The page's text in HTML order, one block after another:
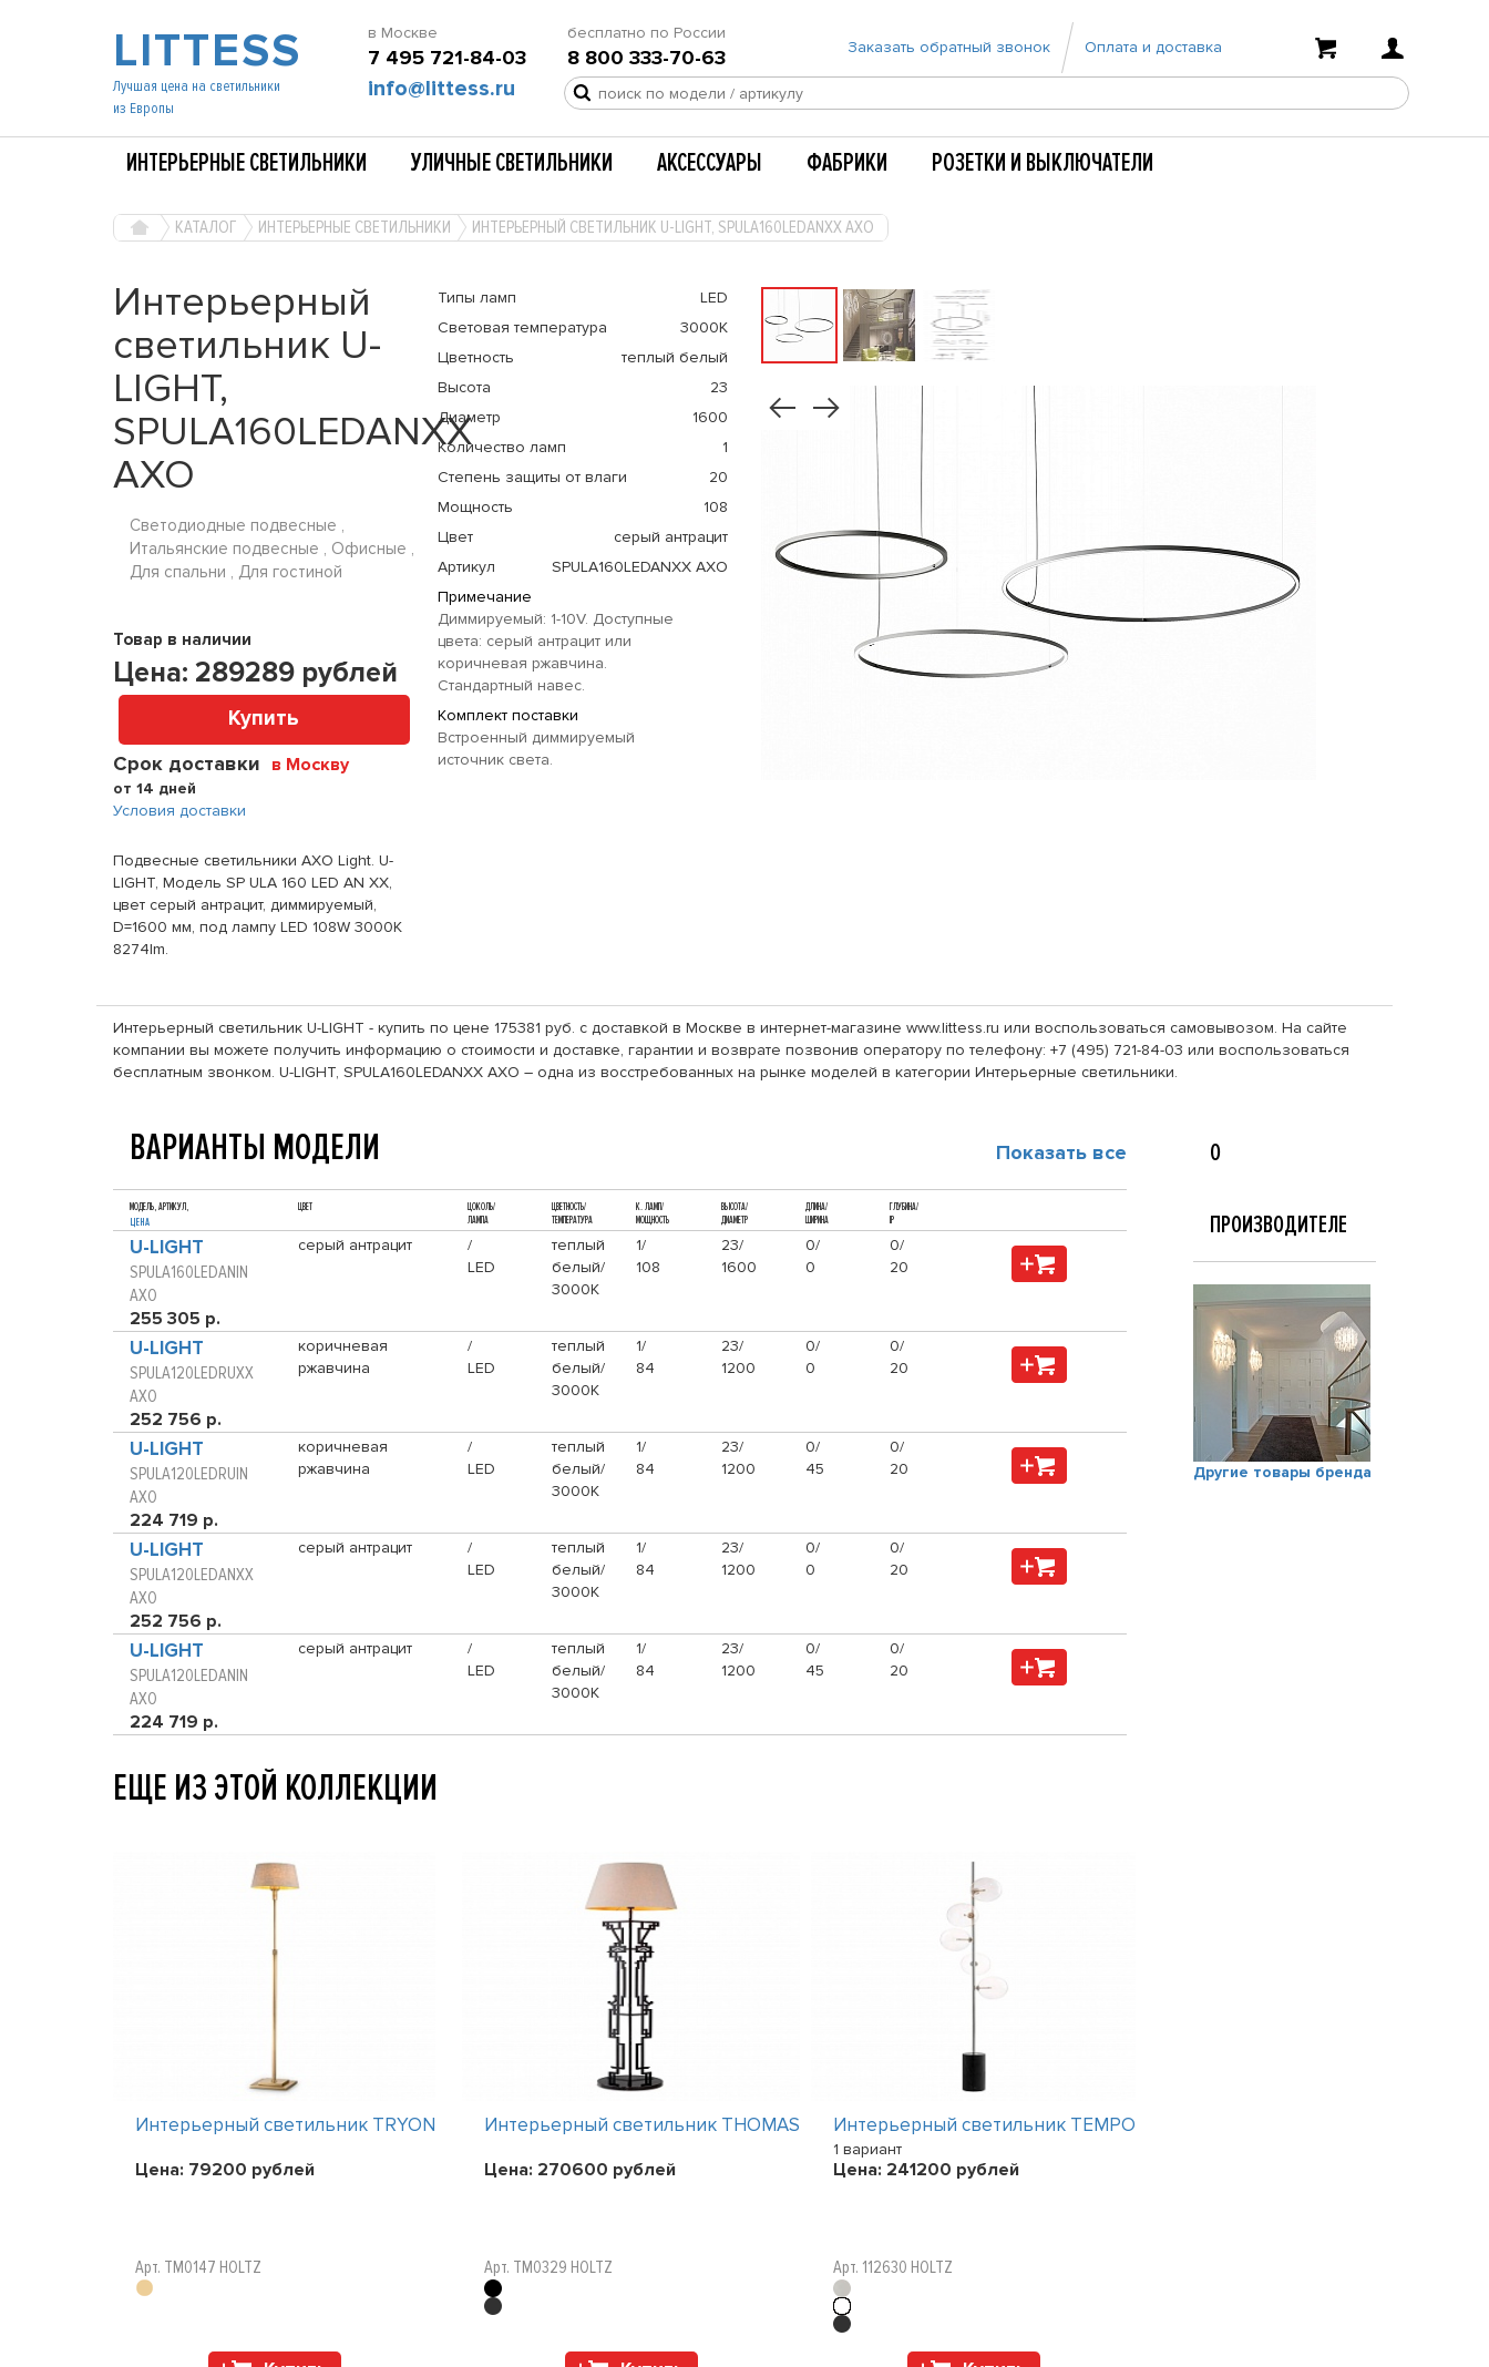
LITTESS
Лучшая цена на светильники
из Европы
в Москве
7 495 721-84-03
бесплатно по России
8 800 333-70-63 Заказать обратный звонок Оплата и доставка
info@littess.ru
ИНТЕРЬЕРНЫЕ СВЕТИЛЬНИКИ УЛИЧНЫЕ СВЕТИЛЬНИКИ АКСЕССУАРЫ ФАБРИКИ РОЗЕТКИ И ВЫКЛЮЧАТЕЛИ
КАТАЛОГ ИНТЕРЬЕРНЫЕ СВЕТИЛЬНИКИ ИНТЕРЬЕРНЫЙ СВЕТИЛЬНИК U-LIGHT, SPULA160LEDANXX AXO
Интерьерный
светильник U-
LIGHT,
SPULA160LEDANXX
AXO
Светодиодные подвесные ,
Итальянские подвесные , Офисные ,
Для спальни , Для гостиной
Товар в наличии
Цена: 289289 рублей
Купить
Срок доставки в Москву
от 14 дней
Условия доставки
Подвесные светильники AXO Light. U-
LIGHT, Модель SP ULA 160 LED AN XX,
цвет серый антрацит, диммируемый,
D=1600 мм, под лампу LED 108W 3000K
8274lm.
Типы ламп
LED
Световая температура
3000К
Цветность
теплый белый
Высота
23
Диаметр
1600
Количество ламп
1
Степень защиты от влаги
20
Мощность
108
Цвет
серый антрацит
Артикул
SPULA160LEDANXX AXO
Примечание
Диммируемый: 1-10V. Доступные
цвета: серый антрацит или
коричневая ржавчина.
Стандартный навес.
Комплект поставки
Встроенный диммируемый
источник света.
Интерьерный светильник U-LIGHT - купить по цене 175381 руб. с доставкой в Москве в интернет-магазине www.littess.ru или воспользоваться самовывозом. На сайте
компании вы можете получить информацию о стоимости и доставке, гарантии и возврате позвонив оператору по телефону: +7 (495) 721-84-03 или воспользоваться
бесплатным звонком. U-LIGHT, SPULA160LEDANXX AXO – одна из восстребованных на рынке моделей в категории Интерьерные светильники.
ВАРИАНТЫ МОДЕЛИ Показать все
МОДЕЛЬ, АРТИКУЛ,
ЦЕНА
ЦВЕТ
ЦОКОЛЬ/
ЛАМПА
ЦВЕТНОСТЬ/
ТЕМПЕРАТУРА
К. ЛАМП/
МОЩНОСТЬ
ВЫСОТА/
ДИАМЕТР
ДЛИНА/
ШИРИНА
ГЛУБИНА/
IP
U-LIGHT
SPULA160LEDANIN
AXO
255 305 р.
серый антрацит
/
LED
теплый
белый/
3000К
1/
108
23/
1600
0/
0
0/
20
U-LIGHT
SPULA120LEDRUXX
AXO
252 756 р.
коричневая
ржавчина
/
LED
теплый
белый/
3000К
1/
84
23/
1200
0/
0
0/
20
U-LIGHT
SPULA120LEDRUIN
AXO
224 719 р.
коричневая
ржавчина
/
LED
теплый
белый/
3000К
1/
84
23/
1200
0/
45
0/
20
U-LIGHT
SPULA120LEDANXX
AXO
252 756 р.
серый антрацит
/
LED
теплый
белый/
3000К
1/
84
23/
1200
0/
0
0/
20
U-LIGHT
SPULA120LEDANIN
AXO
224 719 р.
серый антрацит
/
LED
теплый
белый/
3000К
1/
84
23/
1200
0/
45
0/
20
ЕЩЕ ИЗ ЭТОЙ КОЛЛЕКЦИИ
Интерьерный светильник TRYON
Цена: 79200 рублей
Арт. TM0147 HOLTZ
Интерьерный светильник THOMAS
Цена: 270600 рублей
Арт. TM0329 HOLTZ
Интерьерный светильник TEMPO
1 вариант
Цена: 241200 рублей
Арт. 112630 HOLTZ
О
ПРОИЗВОДИТЕЛЕ
Другие товары бренда